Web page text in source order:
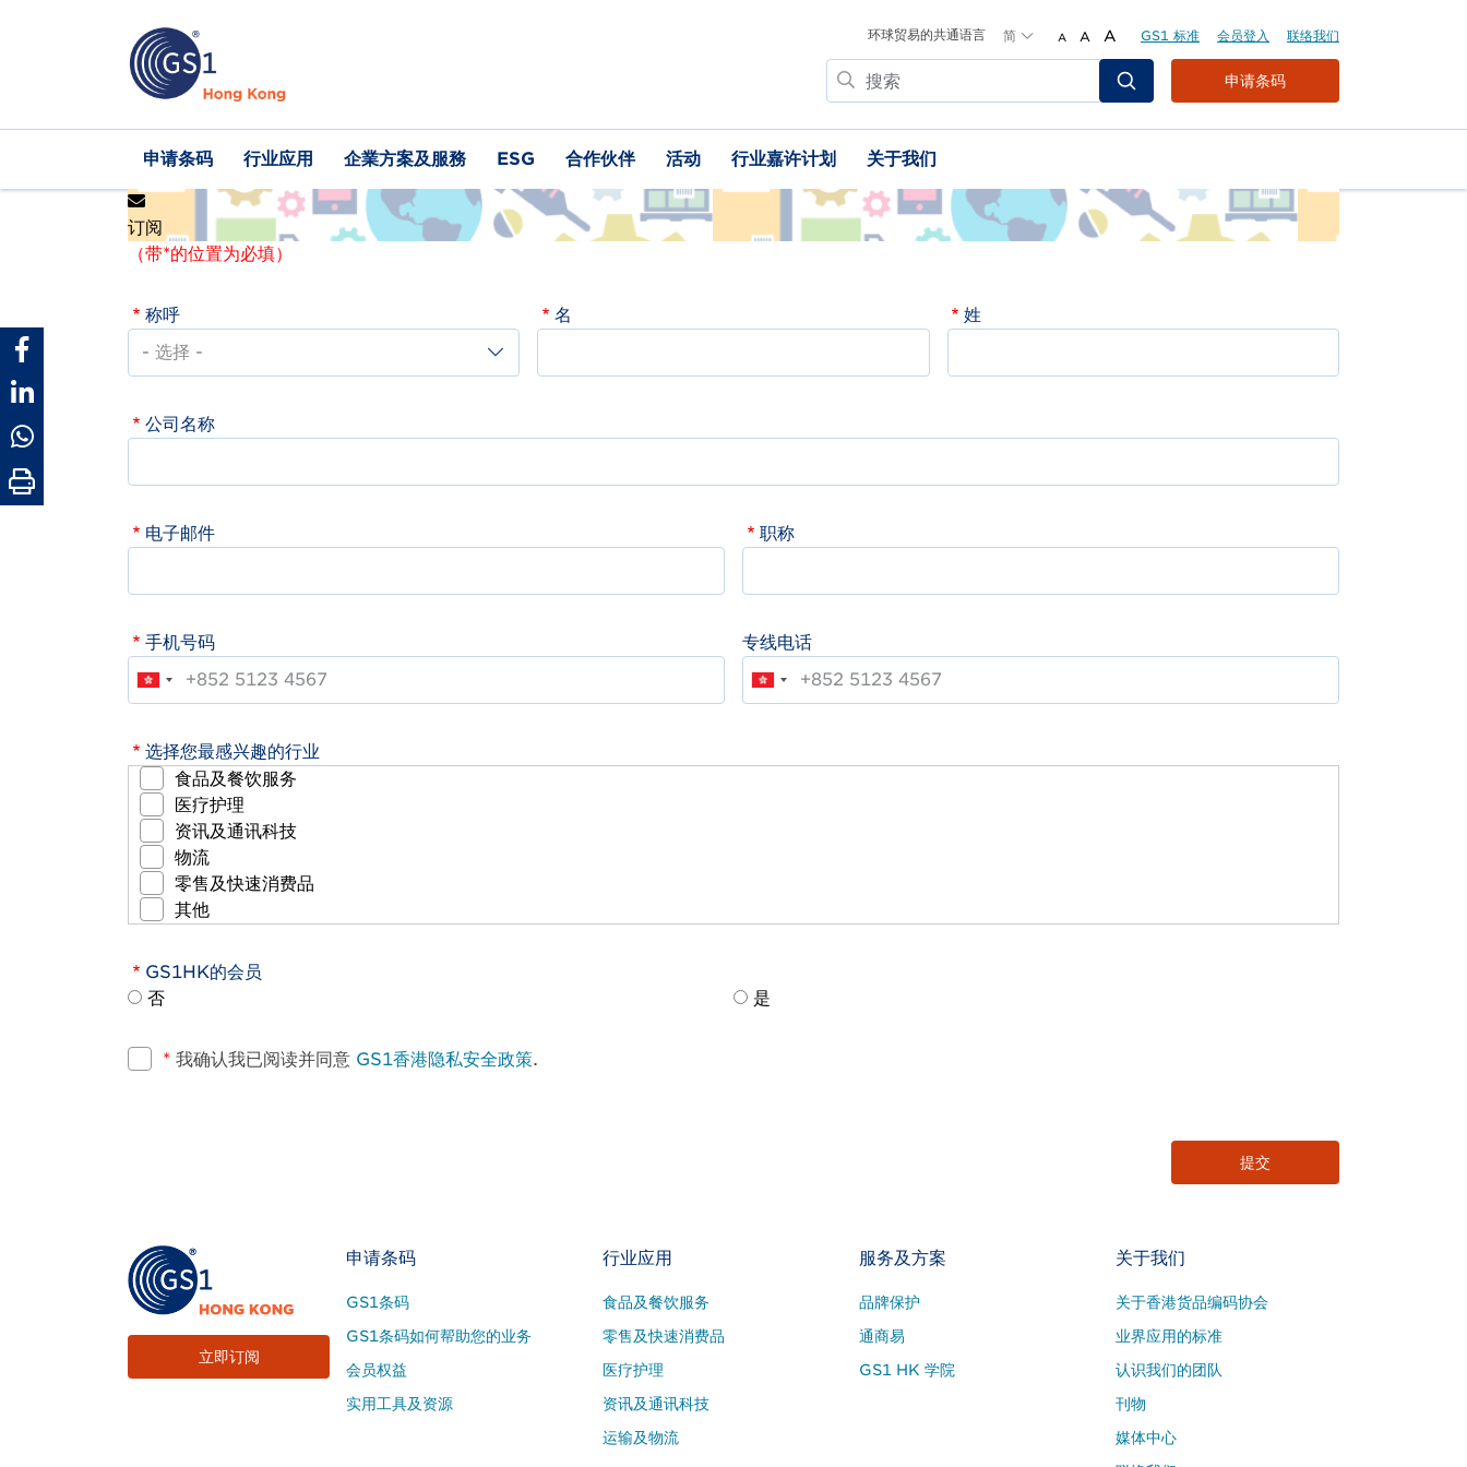
环球贸易的共通语言 简 A A A GS1 标准 会员登入 联络我们
搜
索
Header
Top
Menu
申请条码
Main
navigation
申请条码 行业应用 企業方案及服務 ESG 合作伙伴 活动 行业嘉许计划 关于我们
订阅
（带*的位置为必填）
称呼 名 姓
公司名称
电子邮件 职称
手机号码 专线电话
选择您最感兴趣的行业
食品及餐饮服务
医疗护理
资讯及通讯科技
物流
零售及快速消费品
其他
GS1HK的会员
否
是
* 我确认我已阅读并同意 GS1香港隐私安全政策.
立即订阅
Footer
Site
Menu
申请条码
GS1条码
GS1条码如何帮助您的业务
会员权益
实用工具及资源
行业应用
食品及餐饮服务
零售及快速消费品
医疗护理
资讯及通讯科技
运输及物流
服务及方案
品牌保护
通商易
GS1 HK 学院
关于我们
关于香港货品编码协会
业界应用的标准
认识我们的团队
刊物
媒体中心